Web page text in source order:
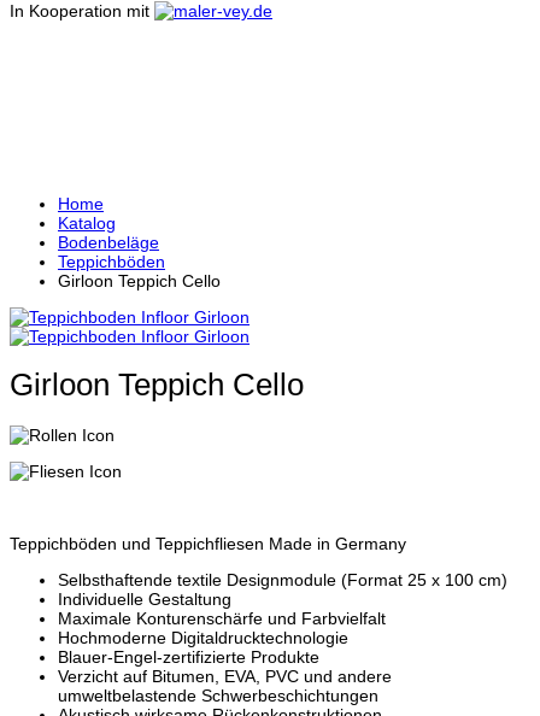
In Kooperation mit
Home
Katalog
Bodenbeläge
Teppichböden
Girloon Teppich Cello
Girloon Teppich Cello
Teppichböden und Teppichfliesen Made in Germany
Selbsthaftende textile Designmodule (Format 25 x 100 cm)
Individuelle Gestaltung
Maximale Konturenschärfe und Farbvielfalt
Hochmoderne Digitaldrucktechnologie
Blauer-Engel-zertifizierte Produkte
Verzicht auf Bitumen, EVA, PVC und andere
umweltbelastende Schwerbeschichtungen